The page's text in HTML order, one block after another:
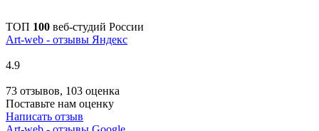
ТОП 100 веб-студий России
Art-web - отзывы Яндекс
4.9
73 отзывов, 103 оценка
Поставьте нам оценку
Написать отзыв